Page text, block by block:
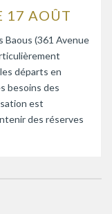
17 AOÛT
Baous (361 Avenue
départs en
besoins des
est
des réserves